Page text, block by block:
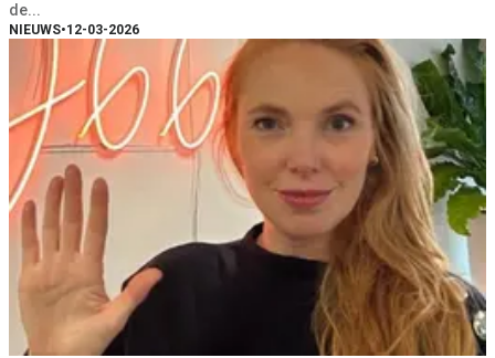
de...
NIEUWS•12-03-2026